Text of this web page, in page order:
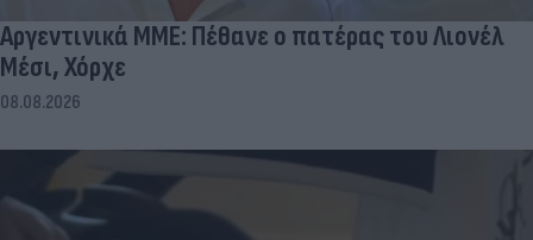
Αργεντινικά ΜΜΕ: Πέθανε ο πατέρας του Λιονέλ
Μέσι, Χόρχε
08.08.2026